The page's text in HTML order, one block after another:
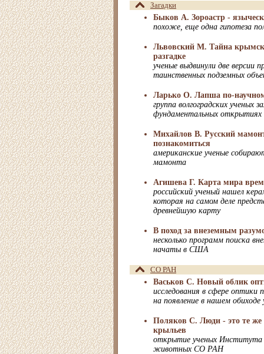
Загадки
Быков А. Зороастр -
похоже, еще одна гипотеза
Львовский М. Тайна
разгадке
ученые выдвинули две версии
таинственных подземных
Ларько О. Лапша по-
группа волгоградских ученых
фундаментальных открытиях
Михайлов В. Русский
познакомиться
американские ученые
мамонта
Агишева Г. Карта мира
российский ученый нашел
которая на самом деле
древнейшую карту
В поход за внеземным
несколько программ поиска
начаты в США
СО РАН
Васьков С. Новый облик
исследования в сфере оптики
на появление в нашем
Поляков С. Люди - это те же
крыльев
открытие ученых Института
животных СО РАН